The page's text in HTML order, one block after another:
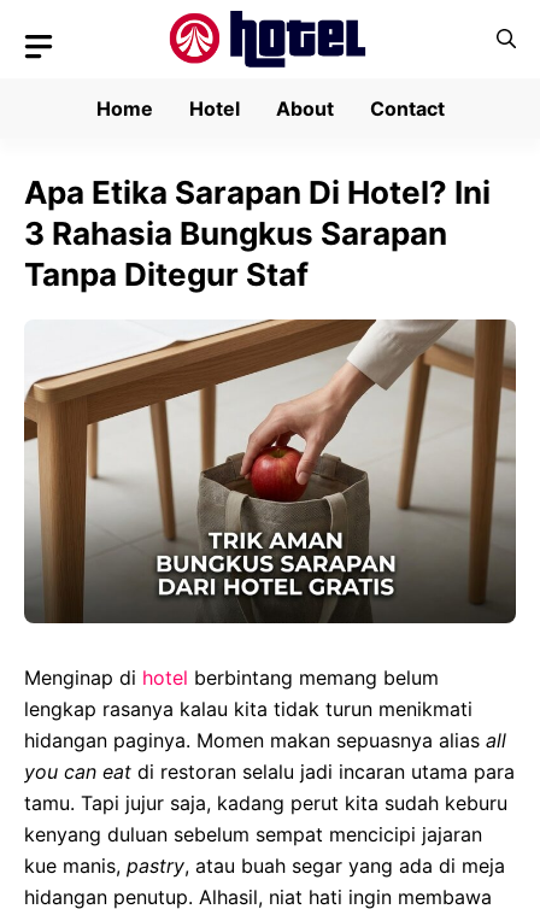
Home
Hotel About Contact
Apa Etika Sarapan Di Hotel? Ini
3 Rahasia Bungkus Sarapan
Tanpa Ditegur Staf
Menginap di hotel berbintang memang belum
lengkap rasanya kalau kita tidak turun menikmati
hidangan paginya. Momen makan sepuasnya alias all
you can eat di restoran selalu jadi incaran utama para
tamu. Tapi jujur saja, kadang perut kita sudah keburu
kenyang duluan sebelum sempat mencicipi jajaran
kue manis, pastry, atau buah segar yang ada di meja
hidangan penutup. Alhasil, niat hati ingin membawa